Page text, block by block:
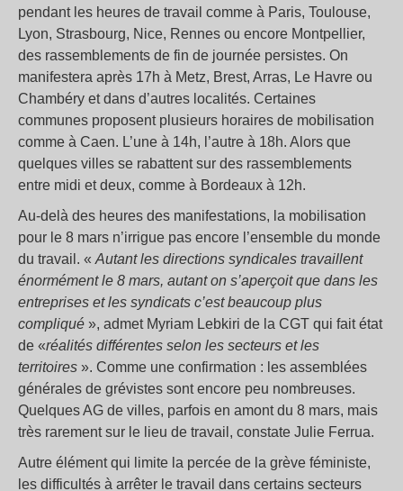
pendant les heures de travail comme à Paris, Toulouse,
Lyon, Strasbourg, Nice, Rennes ou encore Montpellier,
des rassemblements de fin de journée persistes. On
manifestera après 17h à Metz, Brest, Arras, Le Havre ou
Chambéry et dans d’autres localités. Certaines
communes proposent plusieurs horaires de mobilisation
comme à Caen. L’une à 14h, l’autre à 18h. Alors que
quelques villes se rabattent sur des rassemblements
entre midi et deux, comme à Bordeaux à 12h.
Au-delà des heures des manifestations, la mobilisation
pour le 8 mars n’irrigue pas encore l’ensemble du monde
du travail. « Autant les directions syndicales travaillent
énormémentle 8 mars, autant on s’aperçoit que dans les
entreprises et les syndicats c’estbeaucoup plus
compliqué », admet Myriam Lebkiri de la CGT qui fait état
de «réalités différentes selon les secteurs et les
territoires ». Comme une confirmation : les assemblées
générales de grévistes sont encore peu nombreuses.
Quelques AG de villes, parfois en amont du 8 mars, mais
très rarement sur le lieu de travail, constate Julie Ferrua.
Autre élément qui limite la percée de la grève féministe,
les difficultés à arrêter le travail dans certains secteurs